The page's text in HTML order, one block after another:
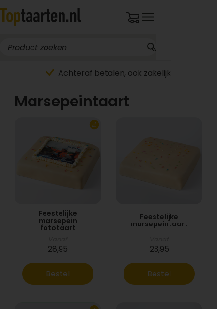
Achteraf betalen, ook zakelijk
Marsepeintaart
Feestelijke
marsepein
fototaart
28,95
Bestel
Feestelijke
marsepeintaart
23,95
Bestel